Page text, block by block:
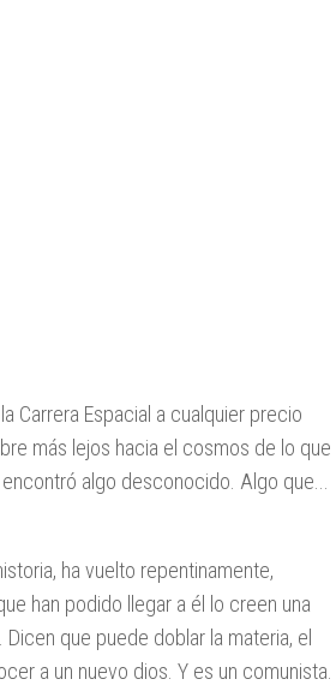
Carrera Espacial a cualquier precio
más lejos hacia el cosmos de lo que
algo desconocido. Algo que...
ha vuelto repentinamente,
han podido llegar a él lo creen una
que puede doblar la materia, el
a un nuevo dios. Y es un comunista.